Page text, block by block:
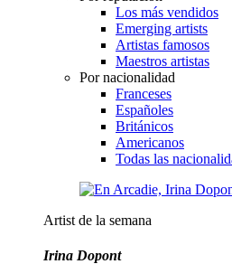
Los más vendidos
Emerging artists
Artistas famosos
Maestros artistas
Por nacionalidad
Franceses
Españoles
Británicos
Americanos
Todas las
Artist de la semana
Irina Dopont